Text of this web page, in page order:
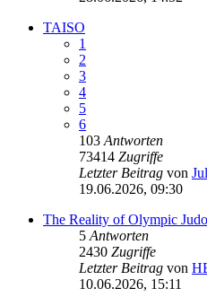
TAISO
1
2
3
4
5
6
103Antworten
73414 Zugriffe
Letzter Beitrag von
19.06.2026, 09:30
The Reality of Olympic
5Antworten
2430 Zugriffe
Letzter Beitrag von
10.06.2026, 15:11